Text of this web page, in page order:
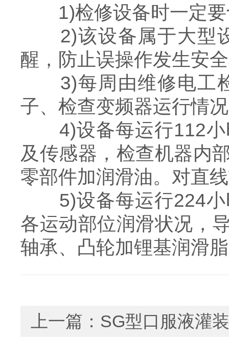
1)检修设备时一定要
2)该设备属于大型设
醒，防止误操作发生安
3)每周由维修电工检
子、检查变频器运行情
4)设备每运行112小
及传感器，检查机器内
零部件加润滑油。对直
5)设备每运行224小
各运动部位润滑状况，
轴承、凸轮加锂基润滑
上一篇： SG型口服液灌